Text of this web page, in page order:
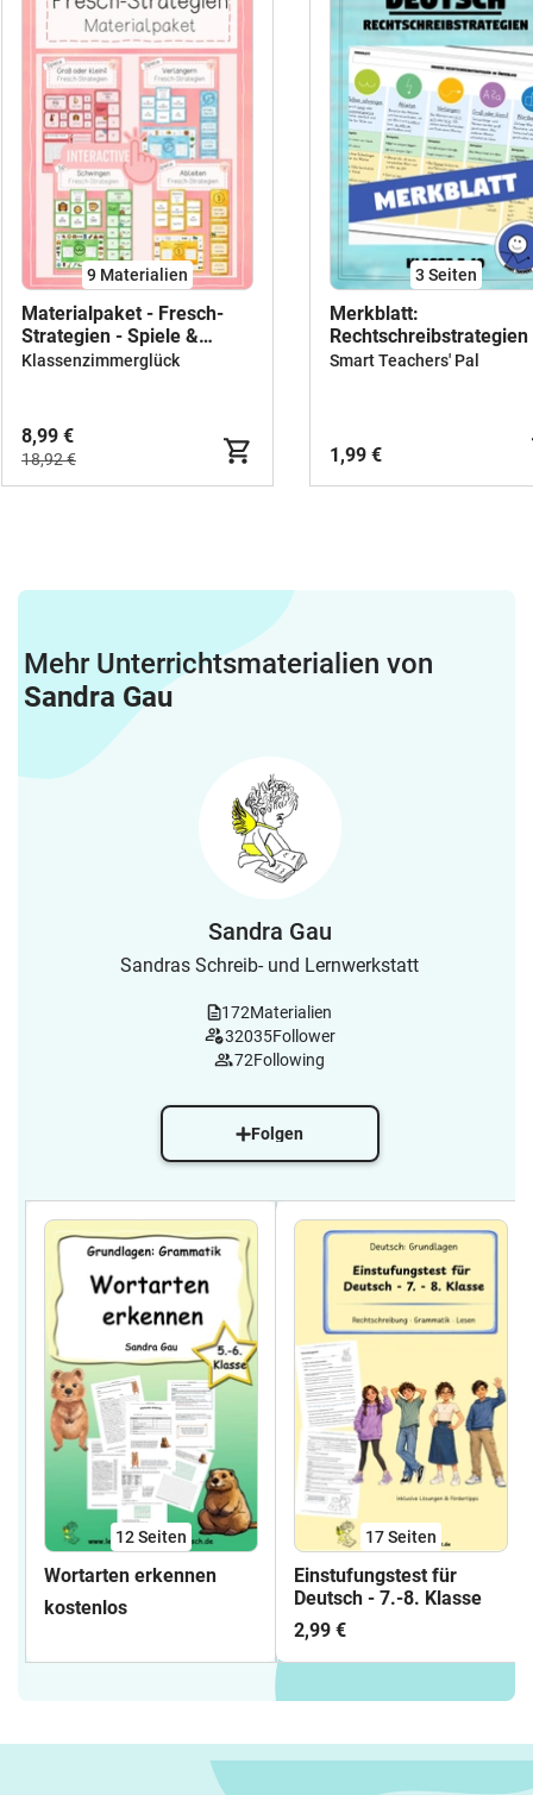
9 Materialien
Materialpaket - Fresch-
Strategien - Spiele &
Interactives
Klassenzimmerglück
8,99 €
18,92 €
3 Seiten
Merkblatt:
Rechtschreibstrategien
Überblick (Übersicht)
Smart Teachers' Pal
1,99 €
Mehr Unterrichtsmaterialien von
Sandra Gau
Sandra Gau
Sandras Schreib- und Lernwerkstatt
172Materialien
32035Follower
72Following
Folgen
12Seiten
Wortarten erkennen
kostenlos
17Seiten
Einstufungstest für
Deutsch - 7.-8. Klasse
2,99 €